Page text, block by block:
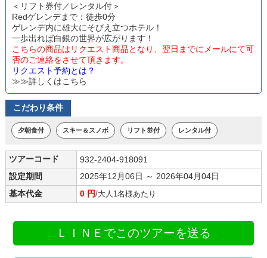
＜リフト券付／レンタル付＞
Redゲレンデまで：徒歩0分
ゲレンデ内に雄大にそびえ立つホテル！
一歩出れば白銀の世界が広がります！
こちらの商品はリクエスト商品となり、翌日までにメールにて可
否のご連絡をさせて頂きます。
リクエスト予約とは？
≫≫詳しくはこちら
こだわり条件
夕朝食付 スキー＆スノボ リフト券付 レンタル付
ツアーコード
932-2404-918091
設定期間
2025年12月06日 ～ 2026年04月04日
基本代金
0 円/大人1名様あたり
ＬＩＮＥでこのツアーを送る